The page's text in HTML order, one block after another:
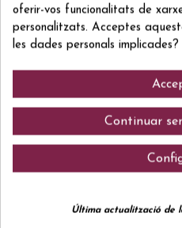
SUNTORY KAKUBIN
YELLOW BLENDED
26,90 €
oferir-vos funcionalitats de
personalitzats. Acceptes
les dades personals implicades?
Continuar
Última actualització de